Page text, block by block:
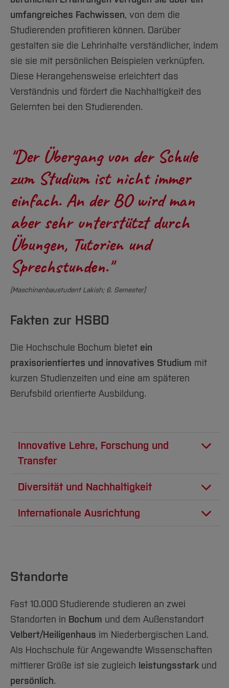
Arbeiten im FB G
Forschung und Projekte
International
Team
Service
Studiengänge
Studieninteressierte
Studium
Fachgruppen
Forschung und Entwicklung
International
Team
Service
Amtliche Bekanntmachungen
Notfall-Infos
Familiengerechte Hochschule
Gleichstellung
Diskriminierungsfreie Hochschule
Vertretungen
Wahlen
Hochschulbibliothek
Hochschulkommunikation
International Office
Medienzentrum
qed-Stiftung
Zentrale Studienberatung
umfangreiches Fachwissen, von dem die
Studierenden profitieren können. Darüber
gestalten sie die Lehrinhalte verständlicher, indem
sie sie mit persönlichen Beispielen verknüpfen.
Diese Herangehensweise erleichtert das
Verständnis und fördert die Nachhaltigkeit des
Gelernten bei den Studierenden.
"Der Übergang von der Schule
zum Studium ist nicht immer
einfach. An der BO wird man
aber sehr unterstützt durch
Übungen, Tutorien und
Sprechstunden."
(Maschinenbaustudent Lakish; 6. Semester)
Fakten zur HSBO
Die Hochschule Bochum bietet ein
praxisorientiertes und innovatives Studium mit
kurzen Studienzeiten und eine am späteren
Berufsbild orientierte Ausbildung.
Innovative Lehre, Forschung und
Transfer
Diversität und Nachhaltigkeit
Diversität
Internationale Ausrichtung
Internationales und Internationalisierung sind
uns wichtig. Um unsere Studierenden schon
während des Studiums auf internationale
Standorte
Fast 10.000 Studierende studieren an zwei
Standorten in Bochum und dem Außenstandort
Velbert/Heiligenhaus im Niederbergischen Land.
Als Hochschule für Angewandte Wissenschaften
mittlerer Größe ist sie zugleich leistungsstark und
persönlich.